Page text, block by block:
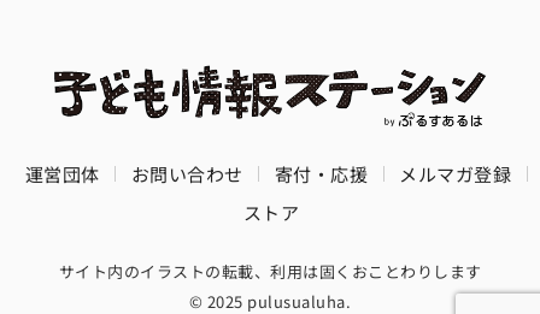
運営団体 お問い合わせ 寄付・応援
メルマガ登録
ストア
サイト内のイラストの転載、利用は固くおことわりします
© 2025 pulusualuha.